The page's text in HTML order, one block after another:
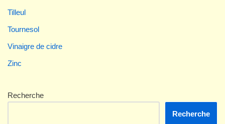
Tilleul
Tournesol
Vinaigre de cidre
Zinc
Recherche
Recherche